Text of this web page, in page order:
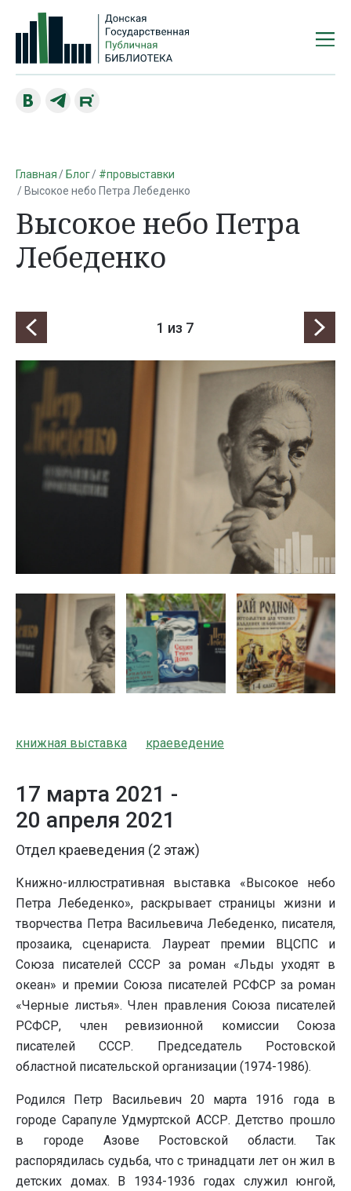
Главная Блог
#провыставки
Высокое небо Петра Лебеденко
Высокое небо Петра
Лебеденко
1 из 7
книжная выставка краеведение
17 марта 2021 -
20 апреля 2021
Отдел краеведения (2 этаж)
Книжно-иллюстративная выставка «Высокое небо
Петра Лебеденко», раскрывает страницы жизни и
творчества Петра Васильевича Лебеденко, писателя,
прозаика, сценариста. Лауреат премии ВЦСПС и
Союза писателей СССР за роман «Льды уходят в
океан» и премии Союза писателей РСФСР за роман
«Черные листья». Член правления Союза писателей
РСФСР, член ревизионной комиссии Союза
писателей СССР. Председатель Ростовской
областной писательской организации (1974-1986).
Родился Петр Васильевич 20 марта 1916 года в
городе Сарапуле Удмуртской АССР. Детство прошло
в городе Азове Ростовской области. Так
распорядилась судьба, что с тринадцати лет он жил в
детских домах. В 1934-1936 годах служил юнгой,